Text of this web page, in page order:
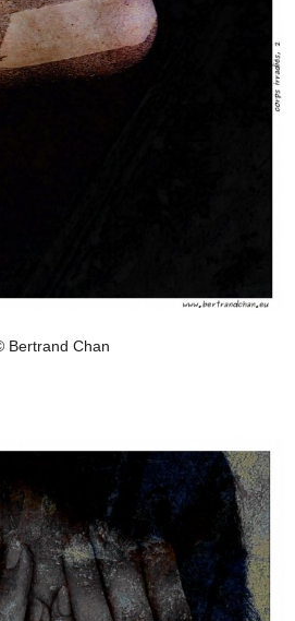
Bertrand Chan